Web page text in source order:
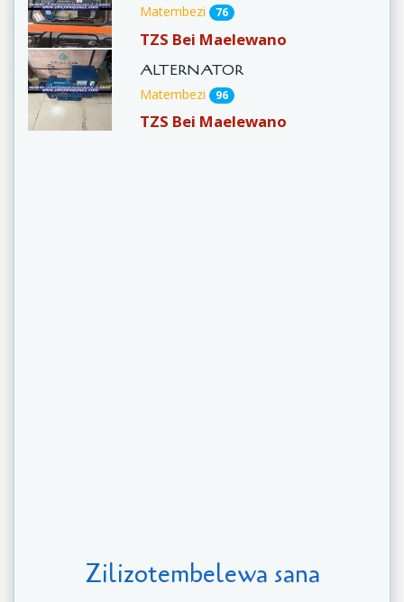
Matembezi 76
TZS Bei Maelewano
ALTERNATOR
Matembezi 96
TZS Bei Maelewano
Zilizotembelewa sana